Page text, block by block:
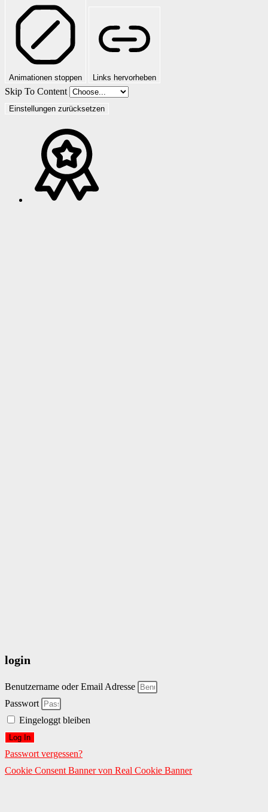
Animationen stoppen Links hervorheben
Skip To Content
Einstellungen zurücksetzen
login
Benutzername oder Email Adresse
Passwort
Eingeloggt bleiben
Log In
Passwort vergessen?
Cookie Consent Banner von Real Cookie Banner